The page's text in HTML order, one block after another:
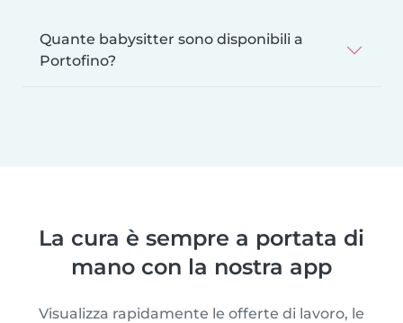
Quante babysitter sono disponibili a
Portofino?
La cura è sempre a portata di
mano con la nostra app
Visualizza rapidamente le offerte di lavoro, le